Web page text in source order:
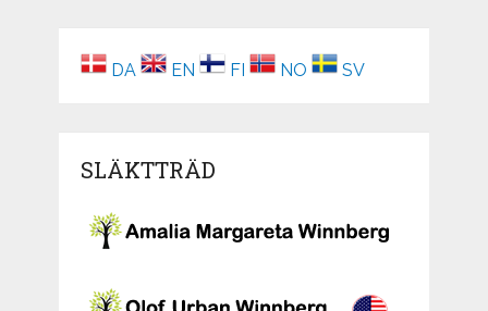
DA EN FI NO SV
SLÄKTTRÄD